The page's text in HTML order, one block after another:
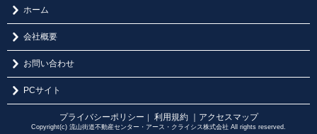
ホーム
会社概要
お問い合わせ
PCサイト
プライバシーポリシー ｜ 利用規約 ｜アクセスマップ
Copyright(c) 流山街道不動産センター・アース・クライシス株式会社 All rights reserved.